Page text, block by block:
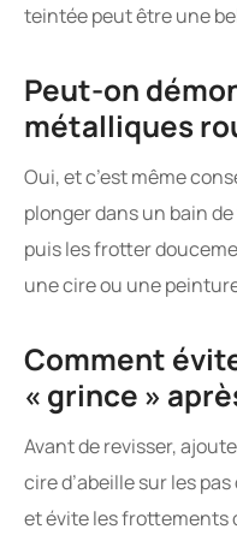
teintée peut être une
Peut-on
métalliques
Oui, et c’est même
plonger dans un bain
puis les frotter
une cire ou une
Comment
« grince »
Avant de revisser,
cire d’abeille sur les
et évite les frottements